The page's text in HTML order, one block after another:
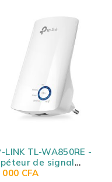
LINK TL-WA850RE -
de signal
N 300 Mbps
000 CFA